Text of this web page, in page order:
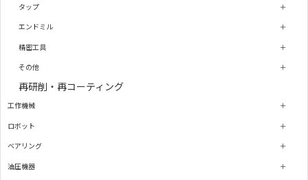
タップ
エンドミル
精密工具
その他
再研削・再コーティング
工作機械
ロボット
ベアリング
油圧機器